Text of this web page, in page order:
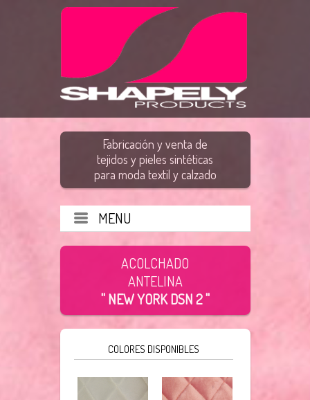
Fabricación y venta de
tejidos y pieles sintéticas
para moda textil y calzado
MENU
ACOLCHADO
ANTELINA
" NEW YORK DSN 2 "
COLORES DISPONIBLES